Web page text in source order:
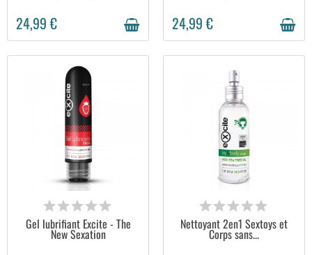
24,99 € 24,99 €
EN STOCK
Gel lubrifiant Excite - The
New Sexation
EN STOCK
Nettoyant 2en1 Sextoys et
Corps sans...